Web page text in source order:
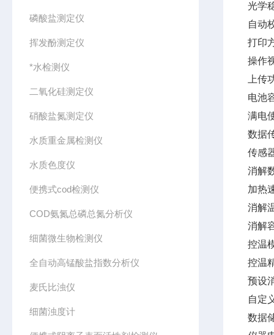
磷酸盐测定仪
挥发酚测定仪
*水检测仪
二氧化硅测定仪
硝酸盐氮测定仪
水质重金属检测仪
水质色度仪
便携式cod检测仪
COD氨氮总磷总氮分析仪
细菌微生物检测仪
全自动高锰酸盐指数分析仪
麦氏比浊仪
细菌浊度计
光学
自动
打印
操作
上传
电池
满电
数据
传感
消解
加热
消解
消解
控温
控温
预设
自定
数据